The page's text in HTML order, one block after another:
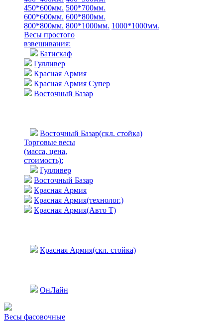
450*600мм. 500*700мм.
600*600мм. 600*800мм.
800*800мм. 800*1000мм. 1000*1000мм.
Весы простого
взвешивания:
Батискаф
Гулливер
Красная Армия
Красная Армия Супер
Восточный Базар
Восточный Базар(скл. стойка)
Торговые весы
(масса, цена,
стоимость):
Гулливер
Восточный Базар
Красная Армия
Красная Армия(технолог.)
Красная Армия(Авто Т)
Красная Армия(скл. стойка)
ОнЛайн
Весы фасовочные